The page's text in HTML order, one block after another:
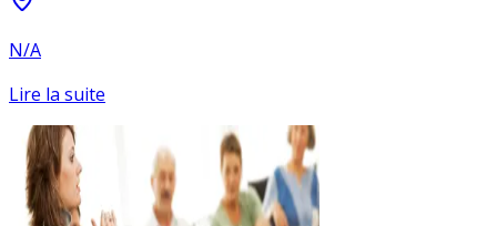
N/A
Lire la suite